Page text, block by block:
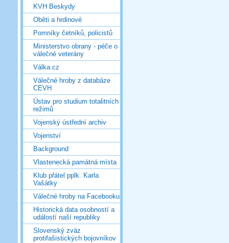
KVH Beskydy
Oběti a hrdinové
Pomníky četníků, policistů
Ministerstvo obrany - péče o
válečné veterány
Válka.cz
Válečné hroby z databáze
CEVH
Ústav pro studium totalitních
režimů
Vojenský ústřední archiv
Vojenství
Background
Vlastenecká památná místa
Klub přátel pplk. Karla
Vašátky
Válečné hroby na Facebooku
Historická data osobností a
událostí naší republiky
Slovenský zväz
protifašistických bojovníkov